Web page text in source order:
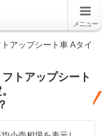
メニュー
アップシート車 Aタイ
トアップシート